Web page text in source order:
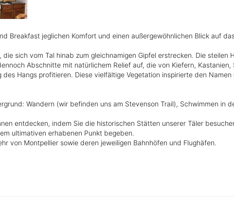
Breakfast jeglichen Komfort und einen außergewöhnlichen Blick auf
sich vom Tal hinab zum gleichnamigen Gipfel erstrecken. Die
Abschnitte mit natürlichem Relief auf, die von Kiefern,
Hangs profitieren. Diese vielfältige Vegetation inspirierte den Namen
Wandern (wir befinden uns am Stevenson Trail), Schwimmen in
entdecken, indem Sie die historischen Stätten unserer Täler
ultimativen erhabenen Punkt begeben.
von Montpellier sowie deren jeweiligen Bahnhöfen und Flughäfen.